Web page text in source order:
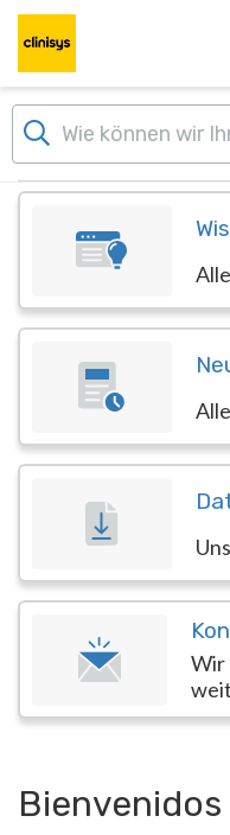
Zum Hauptinhalt springen
Wir